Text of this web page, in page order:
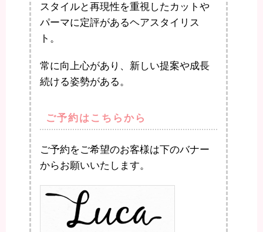
スタイルと再現性を重視したカットや
パーマに定評があるヘアスタイリス
ト。
常に向上心があり、新しい提案や成長
続ける姿勢がある。
ご予約はこちらから
ご予約をご希望のお客様は下のバナー
からお願いいたします。